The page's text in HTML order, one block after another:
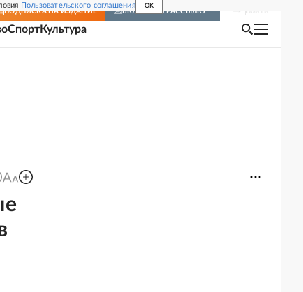
Пользовательского соглашения OK
ПОДПИСКА НА ИЗДАНИЕ ВКЛЮЧИТЬ РАССЫЛКУ
СпортКультура